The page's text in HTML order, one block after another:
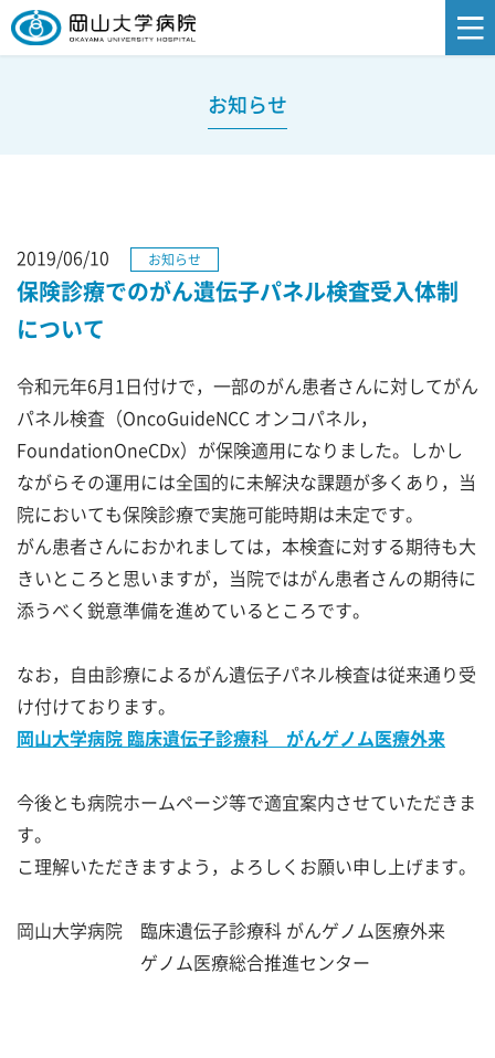
お知らせ
2019/06/10 お知らせ
保険診療でのがん遺伝子パネル検査受入体制
について
令和元年6月1日付けで，一部のがん患者さんに対してがん
パネル検査（OncoGuideNCC オンコパネル，
FoundationOneCDx）が保険適用になりました。しかし
ながらその運用には全国的に未解決な課題が多くあり，当
院においても保険診療で実施可能時期は未定です。
がん患者さんにおかれましては，本検査に対する期待も大
きいところと思いますが，当院ではがん患者さんの期待に
添うべく鋭意準備を進めているところです。
なお，自由診療によるがん遺伝子パネル検査は従来通り受
け付けております。
岡山大学病院 臨床遺伝子診療科 がんゲノム医療外来
今後とも病院ホームページ等で適宜案内させていただきま
す。
こ理解いただきますよう，よろしくお願い申し上げます。
岡山大学病院 臨床遺伝子診療科 がんゲノム医療外来
ゲノム医療総合推進センター